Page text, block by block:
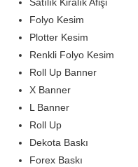
Satılık Kiralık Afişi
Folyo Kesim
Plotter Kesim
Renkli Folyo Kesim
Roll Up Banner
X Banner
L Banner
Roll Up
Dekota Baskı
Forex Baskı